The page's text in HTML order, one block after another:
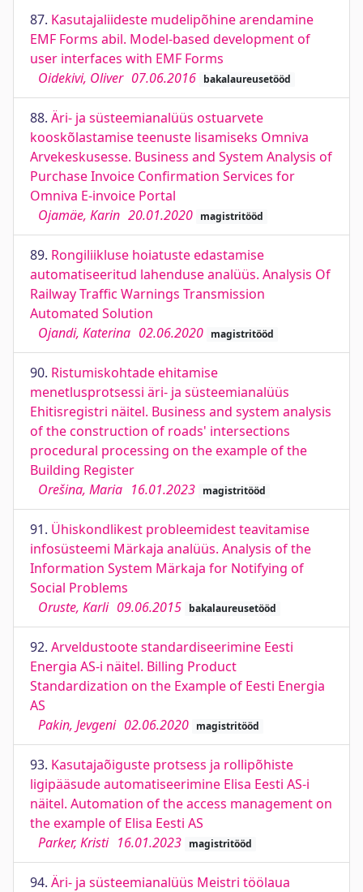
87. Kasutajaliideste mudelipõhine arendamine
EMF Forms abil. Model-based development of
user interfaces with EMF Forms
Oidekivi, Oliver 07.06.2016 bakalaureusetööd
88. Äri- ja süsteemianalüüs ostuarvete
kooskõlastamise teenuste lisamiseks Omniva
Arvekeskusesse. Business and System Analysis of
Purchase Invoice Confirmation Services for
Omniva E-invoice Portal
Ojamäe, Karin 20.01.2020 magistritööd
89. Rongiliikluse hoiatuste edastamise
automatiseeritud lahenduse analüüs. Analysis Of
Railway Traffic Warnings Transmission
Automated Solution
Ojandi, Katerina 02.06.2020 magistritööd
90. Ristumiskohtade ehitamise
menetlusprotsessi äri- ja süsteemianalüüs
Ehitisregistri näitel. Business and system analysis
of the construction of roads' intersections
procedural processing on the example of the
Building Register
Orešina, Maria 16.01.2023 magistritööd
91. Ühiskondlikest probleemidest teavitamise
infosüsteemi Märkaja analüüs. Analysis of the
Information System Märkaja for Notifying of
Social Problems
Oruste, Karli 09.06.2015 bakalaureusetööd
92. Arveldustoote standardiseerimine Eesti
Energia AS-i näitel. Billing Product
Standardization on the Example of Eesti Energia
AS
Pakin, Jevgeni 02.06.2020 magistritööd
93. Kasutajaõiguste protsess ja rollipõhiste
ligipääsude automatiseerimine Elisa Eesti AS-i
näitel. Automation of the access management on
the example of Elisa Eesti AS
Parker, Kristi 16.01.2023 magistritööd
94. Äri- ja süsteemianalüüs Meistri töölaua